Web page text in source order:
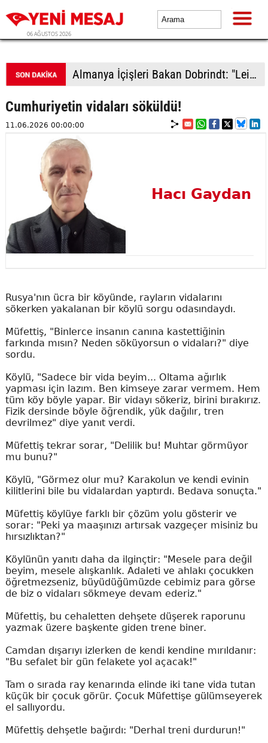
06 AĞUSTOS 2026
Almanya İçişleri Bakan Dobrindt: "Leipzig Havalimanı'ndaki İHA saldırısı girişimi amatörce taktiklere işaret etmiyor"
Cumhuriyetin vidaları söküldü!
11.06.2026 00:00:00
Hacı Gaydan
Rusya'nın ücra bir köyünde, rayların vidalarını
sökerken yakalanan bir köylü sorgu odasındaydı.
Müfettiş, "Binlerce insanın canına kastettiğinin
farkında mısın? Neden söküyorsun o vidaları?" diye
sordu.
Köylü, "Sadece bir vida beyim... Oltama ağırlık
yapması için lazım. Ben kimseye zarar vermem. Hem
tüm köy böyle yapar. Bir vidayı sökeriz, birini bırakırız.
Fizik dersinde böyle öğrendik, yük dağılır, tren
devrilmez" diye yanıt verdi.
Müfettiş tekrar sorar, "Delilik bu! Muhtar görmüyor
mu bunu?"
Köylü, "Görmez olur mu? Karakolun ve kendi evinin
kilitlerini bile bu vidalardan yaptırdı. Bedava sonuçta."
Müfettiş köylüye farklı bir çözüm yolu gösterir ve
sorar: "Peki ya maaşınızı artırsak vazgeçer misiniz bu
hırsızlıktan?"
Köylünün yanıtı daha da ilginçtir: "Mesele para değil
beyim, mesele alışkanlık. Adaleti ve ahlakı çocukken
öğretmezseniz, büyüdüğümüzde cebimiz para görse
de biz o vidaları sökmeye devam ederiz."
Müfettiş, bu cehaletten dehşete düşerek raporunu
yazmak üzere başkente giden trene biner.
Camdan dışarıyı izlerken de kendi kendine mırıldanır:
"Bu sefalet bir gün felakete yol açacak!"
Tam o sırada ray kenarında elinde iki tane vida tutan
küçük bir çocuk görür. Çocuk Müfettişe gülümseyerek
el sallıyordu.
Müfettiş dehşetle bağırdı: "Derhal treni durdurun!"